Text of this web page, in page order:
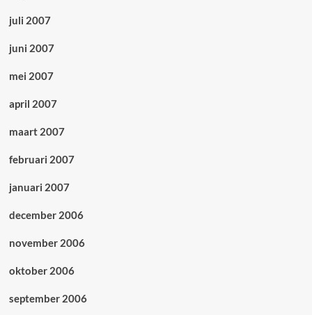
juli 2007
juni 2007
mei 2007
april 2007
maart 2007
februari 2007
januari 2007
december 2006
november 2006
oktober 2006
september 2006